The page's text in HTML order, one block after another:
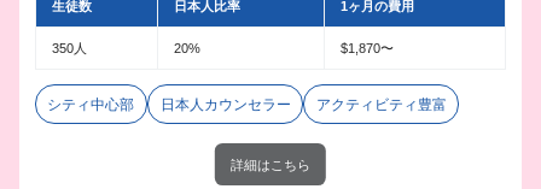
生徒数 日本人比率 1ヶ月の費用
350人 20% $1,870〜
シティ中心部 日本人カウンセラー アクティビティ豊富
詳細はこちら